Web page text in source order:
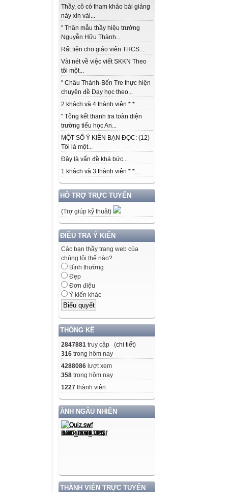
Thầy, cô có tham khảo bài giảng
này xin vài...
" Thân mẫu thầy hiệu trưởng
Nguyễn Hữu Thành...
Rất tiện cho giáo viên THCS....
Vài nét về việc viết SKKN Theo
tôi một...
" Châu Thành-Bến Tre thực hiện
chuyên đề Dạy học theo...
2 khách và 4 thành viên * *...
" Tổng kết thanh tra toàn diện
trường tiểu học An...
MỘT SỐ Ý KIẾN BẠN ĐỌC: (12)
Tôi là một...
Đây là vấn đề khá bức...
1 khách và 3 thành viên * *...
HỖ TRỢ TRỰC TUYẾN
(Trợ giúp kỹ thuật)
ĐIỀU TRA Ý KIẾN
Các bạn thầy trang web của
chúng tôi thế nào?
Bình thường
Đẹp
Đơn điệu
Ý kiến khác
THỐNG KÊ
2847881 truy cập (chi tiết)
316 trong hôm nay
4288086 lượt xem
358 trong hôm nay
1227 thành viên
ẢNH NGẪU NHIÊN
THÀNH VIÊN TRỰC TUYẾN